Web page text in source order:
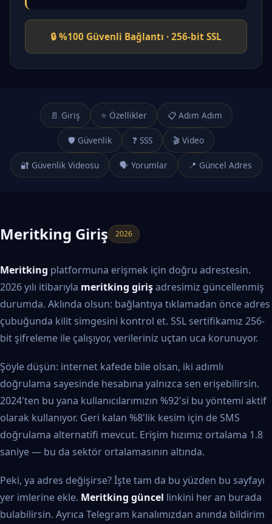
🔒 %100 Güvenli Bağlantı · 256-bit SSL
📄 Giriş ⭐ Özellikler 📋 Adım Adım
🛡️ Güvenlik ❓ SSS 🎬 Video
🔐 Güvenlik Videosu 🗣️ Yorumlar 📍 Güncel Adres
Meritking Giriş 2026
Meritking platformuna erişmek için doğru adrestesin.
2026 yılı itibarıyla meritking girişadresimiz güncellenmiş
durumda. Aklında olsun: bağlantıya tıklamadan önce adres
çubuğunda kilit simgesini kontrol et. SSL sertifikamız 256-
bit şifreleme ile çalışıyor, verileriniz uçtan uca korunuyor.
Şöyle düşün: internet kafede bile olsan, iki adımlı
doğrulama sayesinde hesabına yalnızca sen erişebilirsin.
2024'ten bu yana kullanıcılarımızın %92'si bu yöntemi aktif
olarak kullanıyor. Geri kalan %8'lik kesim için de SMS
doğrulama alternatifi mevcut. Erişim hızımız ortalama 1.8
saniye — bu da sektör ortalamasının altında.
Peki, ya adres değişirse? İşte tam da bu yüzden bu sayfayı
yer imlerine ekle. Meritking güncel linkini her an burada
bulabilirsin. Ayrıca Telegram kanalımızdan anında bildirim